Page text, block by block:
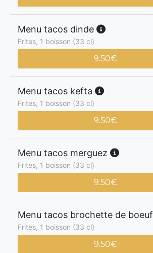
Menu tacos dinde
Frites, 1 boisson (33 cl)
9.50€
Menu tacos kefta
Frites, 1 boisson (33 cl)
9.50€
Menu tacos merguez
Frites, 1 boisson (33 cl)
9.50€
Menu tacos brochette de boeuf
Frites, 1 boisson (33 cl)
9.50€